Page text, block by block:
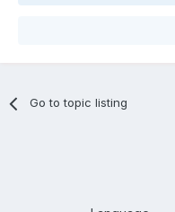
Go to topic listing